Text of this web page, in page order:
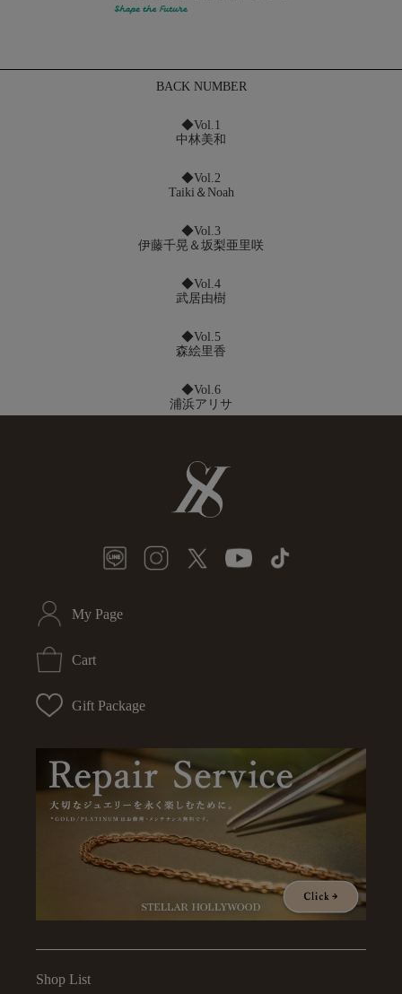
BACK NUMBER
◆Vol.1
中林美和
◆Vol.2
Taiki＆Noah
◆Vol.3
伊藤千晃＆坂梨亜里咲
◆Vol.4
武居由樹
◆Vol.5
森絵里香
◆Vol.6
浦浜アリサ
My Page
Cart
Gift Package
Shop List